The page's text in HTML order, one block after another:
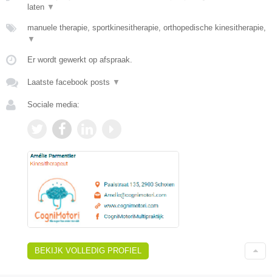
laten ▼
manuele therapie, sportkinesitherapie, orthopedische kinesitherapie,
▼
Er wordt gewerkt op afspraak.
Laatste facebook posts ▼
Sociale media:
BEKIJK VOLLEDIG PROFIEL